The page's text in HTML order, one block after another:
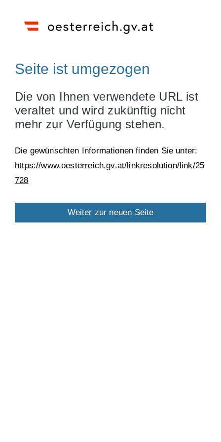
Seite ist umgezogen
Die von Ihnen verwendete URL ist
veraltet und wird zukünftig nicht
mehr zur Verfügung stehen.
Die gewünschten Informationen finden Sie unter:
https://www.oesterreich.gv.at/linkresolution/link/25
728
Weiter zur neuen Seite